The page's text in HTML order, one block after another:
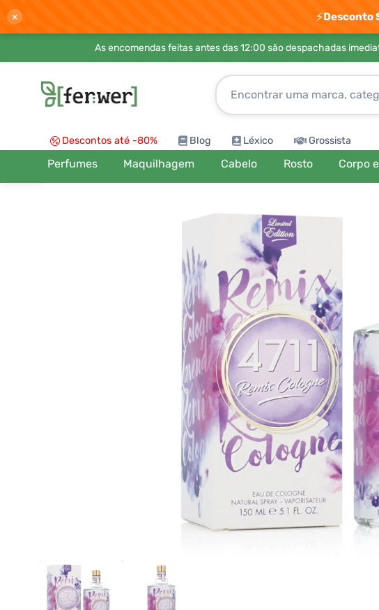
× ⚡Desconto
As encomendas feitas antes das 12:00 são despachadas
Descontos até -80% Blog Léxico Grossista
Perfumes Maquilhagem Cabelo Rosto Corpo